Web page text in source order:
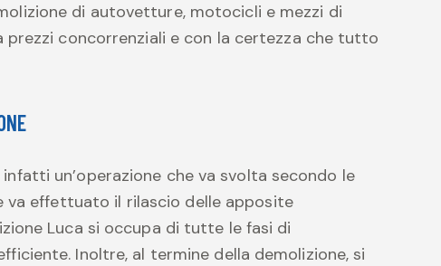
di autovetture, motocicli e mezzi di
concorrenziali e con la certezza che tutto
un’operazione che va svolta secondo le
va effettuato il rilascio delle apposite
Luca si occupa di tutte le fasi di
Inoltre, al termine della demolizione, si